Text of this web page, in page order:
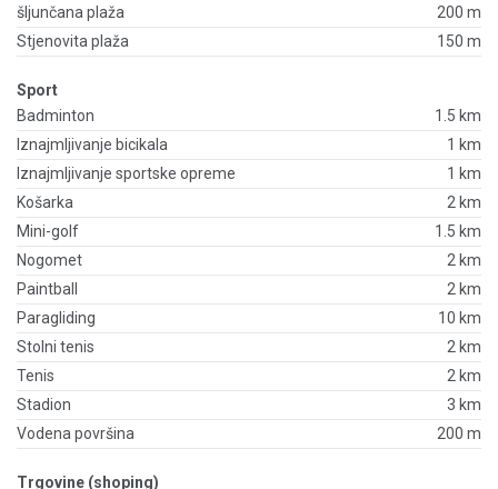
šljunčana plaža
200 m
Stjenovita plaža
150 m
Sport
Badminton
1.5 km
Iznajmljivanje bicikala
1 km
Iznajmljivanje sportske opreme
1 km
Košarka
2 km
Mini-golf
1.5 km
Nogomet
2 km
Paintball
2 km
Paragliding
10 km
Stolni tenis
2 km
Tenis
2 km
Stadion
3 km
Vodena površina
200 m
Trgovine (shoping)